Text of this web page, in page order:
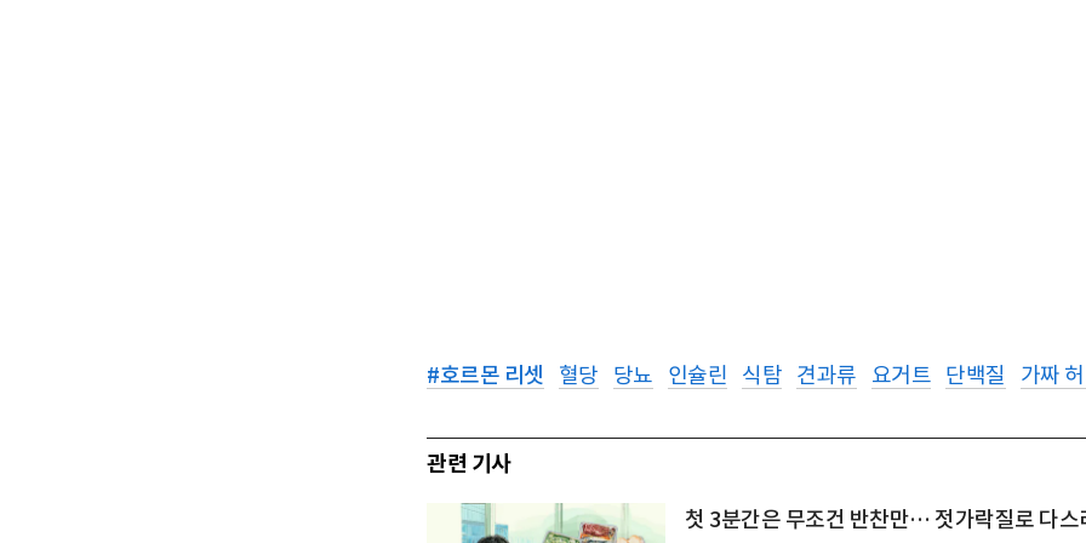
#호르몬 리셋 혈당 당뇨 인슐린 식탐 견과류 요거트 단백질 가짜 허
관련 기사
첫 3분간은 무조건 반찬만… 젓가락질로 다스